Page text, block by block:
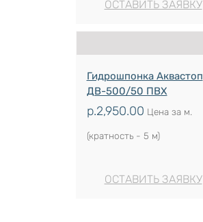
ОСТАВИТЬ ЗАЯВКУ
Гидрошпонка Аквастоп
ДВ-500/50 ПВХ
р.2,950.00 Цена за м.
(кратность - 5 м)
ОСТАВИТЬ ЗАЯВКУ